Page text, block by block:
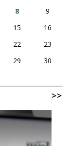
8
9
15
16
22
23
29
30